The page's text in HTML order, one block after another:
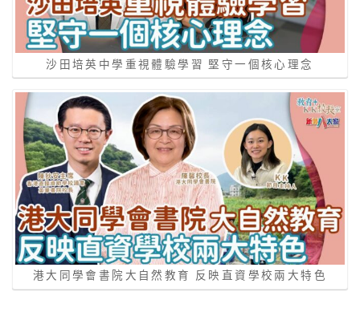
沙田培英中學重視體驗學習 堅守一個核心理念
港大同學會書院大自然教育 反映直資學校兩大特色